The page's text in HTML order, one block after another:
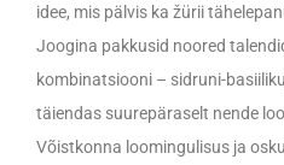
idee, mis pälvis ka žürii
Joogina pakkusid noored
kombinatsiooni – sidruni-
täiendas suurepäraselt nende
Võistkonna loomingulisus ja